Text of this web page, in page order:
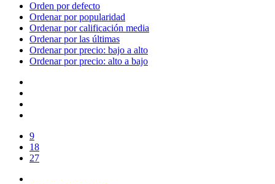
Orden por defecto
Ordenar por popularidad
Ordenar por calificación media
Ordenar por las últimas
Ordenar por precio: bajo a alto
Ordenar por precio: alto a bajo
9
18
27